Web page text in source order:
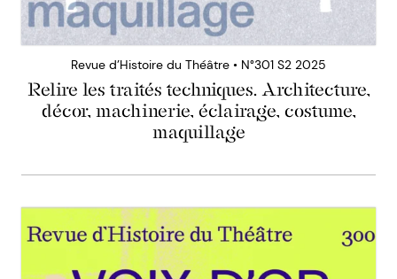
Revue d’Histoire du Théâtre • N°301 S2 2025
Relire les traités techniques. Architecture,
décor, machinerie, éclairage, costume,
maquillage